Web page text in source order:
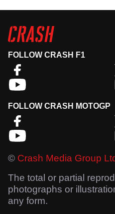
FOLLOW CRASH F1
FOLLOW CRASH MOTOGP
© Crash Media Group
The total or partial
photographs or
any form.